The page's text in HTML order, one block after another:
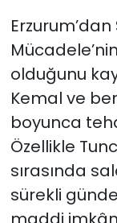
olduğunu
Kemal ve
boyunca
Özellikle
sırasında
sürekli